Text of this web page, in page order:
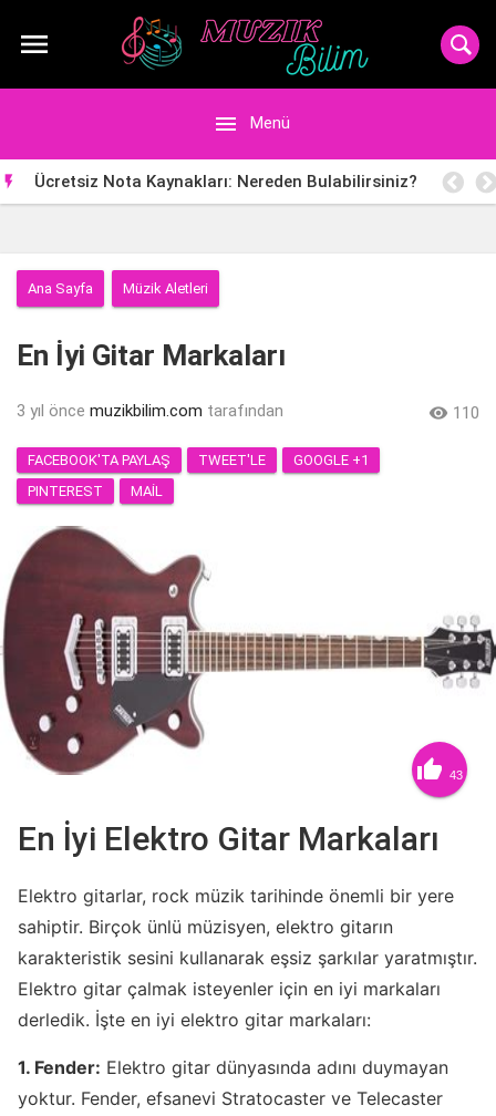

 Menü
 Ücretsiz Nota Kaynakları: Nereden Bulabilirsiniz?
Ana Sayfa Müzik Aletleri
En İyi Gitar Markaları
3 yıl önce muzikbilim.com tarafından  110
FACEBOOK'TA PAYLAŞ TWEET'LE
GOOGLE +1
PINTEREST
MAIL
 43
En İyi Elektro Gitar Markaları
Elektro gitarlar, rock müzik tarihinde önemli bir yere
sahiptir. Birçok ünlü müzisyen, elektro gitarın
karakteristik sesini kullanarak eşsiz şarkılar yaratmıştır.
Elektro gitar çalmak isteyenler için en iyi markaları
derledik. İşte en iyi elektro gitar markaları:
1. Fender: Elektro gitar dünyasında adını duymayan
yoktur. Fender, efsanevi Stratocaster ve Telecaster